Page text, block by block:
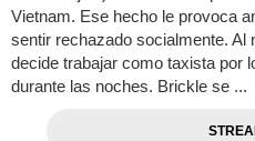
Vietnam. Ese hecho le provoca
sentir rechazado socialmente. Al
decide trabajar como taxista por
durante las noches. Brickle se ...